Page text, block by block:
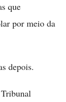
que
por meio da
depois.